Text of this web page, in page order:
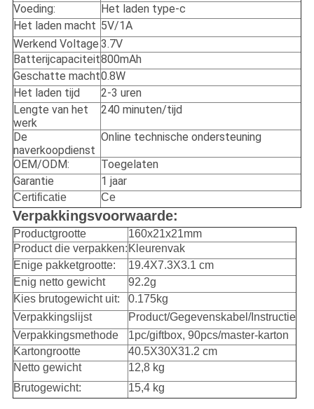
Voeding:
Het laden type-c
Het laden macht 5V/1A
Werkend Voltage 3.7V
Batterijcapaciteit800mAh
Geschatte macht0.8W
Het laden tijd
2-3 uren
Lengte van het
werk
240 minuten/tijd
De
naverkoopdienst
Online technische ondersteuning
OEM/ODM:
Toegelaten
Garantie
1 jaar
Certificatie Ce
Verpakkingsvoorwaarde:
Productgrootte
160x21x21mm
Product die verpakken: Kleurenvak
Enige pakketgrootte:
19.4X7.3X3.1 cm
Enig netto gewicht
92.2g
Kies brutogewicht uit:
0.175kg
Verpakkingslijst
Product/Gegevenskabel/Instructie
Verpakkingsmethode
1pc/giftbox, 90pcs/master-karton
Kartongrootte
40.5X30X31.2 cm
Netto gewicht
12,8 kg
Brutogewicht:
15,4 kg